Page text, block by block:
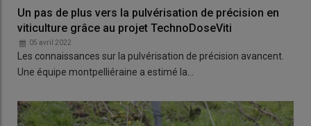
Un pas de plus vers la pulvérisation de précision en
viticulture grâce au projet TechnoDoseViti
05 avril 2022
Les connaissances sur la pulvérisation de précision avancent.
Une équipe montpelliéraine a estimé la…